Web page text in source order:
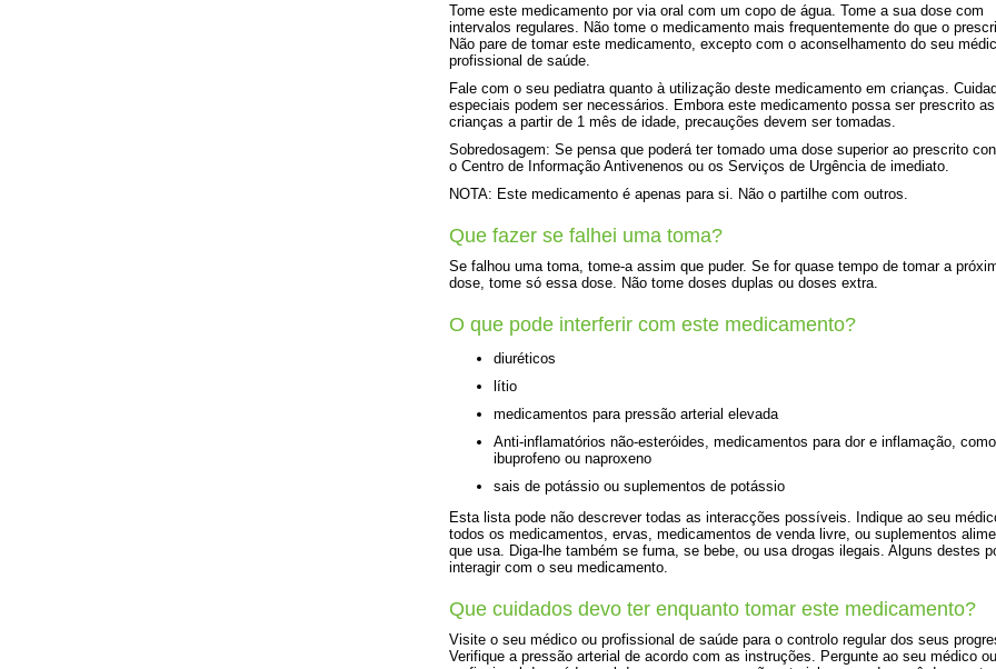
Tome este medicamento por via oral com um copo de água. Tome a sua dose com
intervalos regulares. Não tome o medicamento mais frequentemente do que o
Não pare de tomar este medicamento, excepto com o aconselhamento do seu
profissional de saúde.
Fale com o seu pediatra quanto à utilização deste medicamento em crianças.
especiais podem ser necessários. Embora este medicamento possa ser prescrito as
crianças a partir de 1 mês de idade, precauções devem ser tomadas.
Sobredosagem: Se pensa que poderá ter tomado uma dose superior ao prescrito
o Centro de Informação Antivenenos ou os Serviços de Urgência de imediato.
NOTA: Este medicamento é apenas para si. Não o partilhe com outros.
Que fazer se falhei uma toma?
Se falhou uma toma, tome-a assim que puder. Se for quase tempo de tomar a
dose, tome só essa dose. Não tome doses duplas ou doses extra.
O que pode interferir com este medicamento?
diuréticos
lítio
medicamentos para pressão arterial elevada
Anti-inflamatórios não-esteróides, medicamentos para dor e inflamação,
ibuprofeno ou naproxeno
sais de potássio ou suplementos de potássio
Esta lista pode não descrever todas as interacções possíveis. Indique ao seu
todos os medicamentos, ervas, medicamentos de venda livre, ou suplementos
que usa. Diga-lhe também se fuma, se bebe, ou usa drogas ilegais. Alguns destes
interagir com o seu medicamento.
Que cuidados devo ter enquanto tomar este medicamento?
Visite o seu médico ou profissional de saúde para o controlo regular dos seus
Verifique a pressão arterial de acordo com as instruções. Pergunte ao seu médico ou